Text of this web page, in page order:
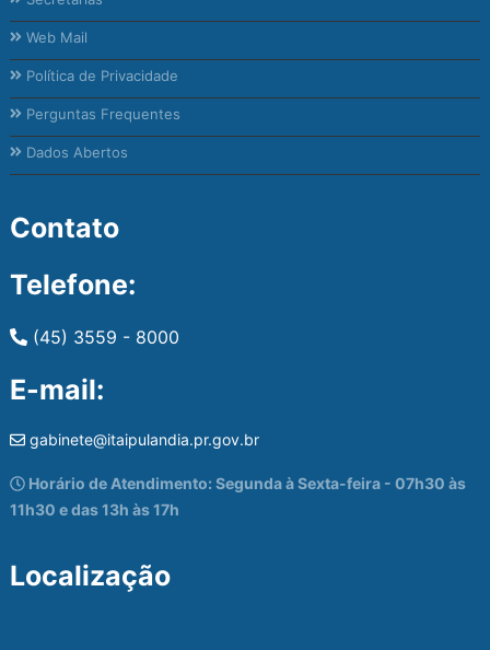
Web Mail
Política de Privacidade
Perguntas Frequentes
Dados Abertos
Contato
Telefone:
(45) 3559 - 8000
E-mail:
gabinete@itaipulandia.pr.gov.br
Horário de Atendimento: Segunda à Sexta-feira - 07h30 às
11h30 e das 13h às 17h
Localização